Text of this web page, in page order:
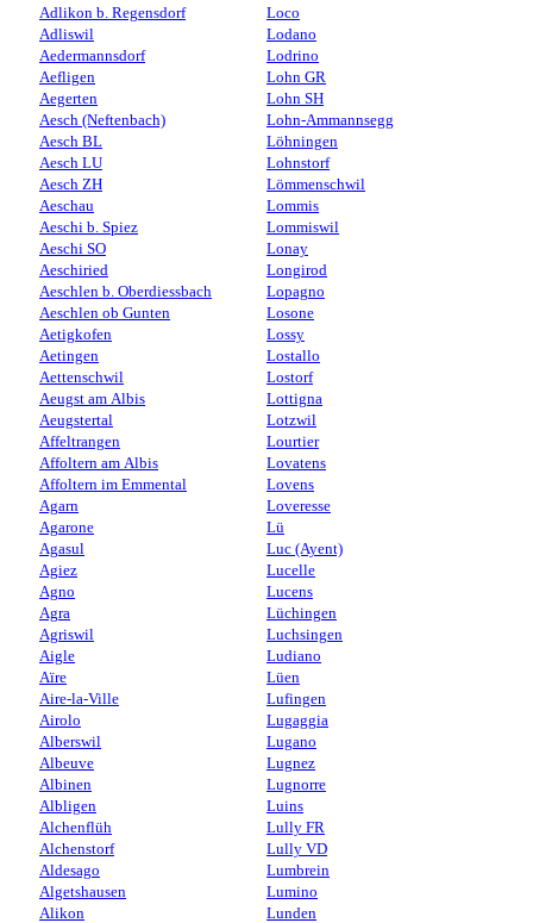
Adlikon b. Regensdorf
Adliswil
Aedermannsdorf
Aefligen
Aegerten
Aesch (Neftenbach)
Aesch BL
Aesch LU
Aesch ZH
Aeschau
Aeschi b. Spiez
Aeschi SO
Aeschiried
Aeschlen b. Oberdiessbach
Aeschlen ob Gunten
Aetigkofen
Aetingen
Aettenschwil
Aeugst am Albis
Aeugstertal
Affeltrangen
Affoltern am Albis
Affoltern im Emmental
Agarn
Agarone
Agasul
Agiez
Agno
Agra
Agriswil
Aigle
Aïre
Aire-la-Ville
Airolo
Alberswil
Albeuve
Albinen
Albligen
Alchenflüh
Alchenstorf
Aldesago
Algetshausen
Alikon
Loco
Lodano
Lodrino
Lohn GR
Lohn SH
Lohn-Ammannsegg
Löhningen
Lohnstorf
Lömmenschwil
Lommis
Lommiswil
Lonay
Longirod
Lopagno
Losone
Lossy
Lostallo
Lostorf
Lottigna
Lotzwil
Lourtier
Lovatens
Lovens
Loveresse
Lü
Luc (Ayent)
Lucelle
Lucens
Lüchingen
Luchsingen
Ludiano
Lüen
Lufingen
Lugaggia
Lugano
Lugnez
Lugnorre
Luins
Lully FR
Lully VD
Lumbrein
Lumino
Lunden